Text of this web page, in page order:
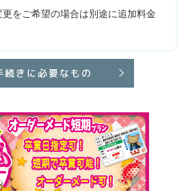
をご希望の場合は別途に追加料金
続きに必要なもの